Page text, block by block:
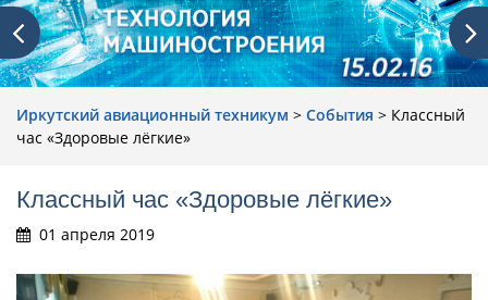
Иркутский авиационный техникум > События > Классный
час «Здоровые лёгкие»
Классный час «Здоровые лёгкие»
01 апреля 2019